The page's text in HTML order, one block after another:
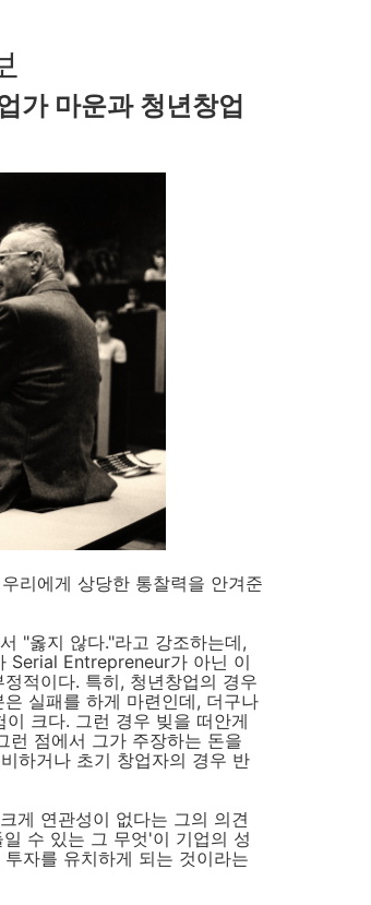
마운과 청년창업
리에게 상당한 통찰력을 안겨준
"옳지 않다."라고 강조하는데,
Serial Entrepreneur가 아닌 이
적이다. 특히, 청년창업의 경우
실패를 하게 마련인데, 더구나
크다. 그런 경우 빚을 떠안게
런 점에서 그가 주장하는 돈을
하거나 초기 창업자의 경우 반
게 연관성이 없다는 그의 의견
수 있는 그 무엇'이 기업의 성
자를 유치하게 되는 것이라는